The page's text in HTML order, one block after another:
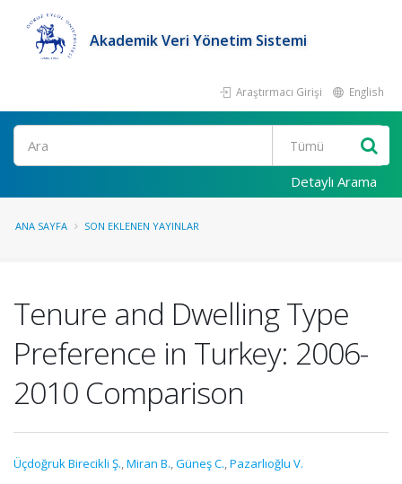
Akademik Veri Yönetim Sistemi
Araştırmacı Girişi English
Ara
Detaylı Arama
ANA SAYFA SON EKLENEN YAYINLAR
Tenure and Dwelling Type
Preference in Turkey: 2006-
2010 Comparison
Üçdoğruk Birecikli Ş.,Miran B.,Güneş C.,Pazarlıoğlu V.